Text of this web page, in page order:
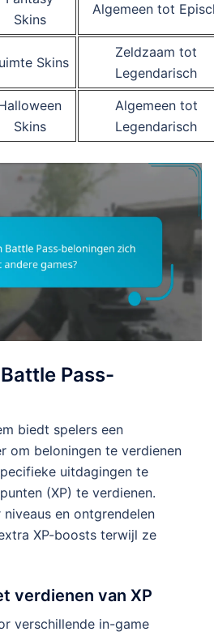
Skins
Algemeen tot
Skins
Zeldzaam tot
Legendarisch
Skins
Algemeen tot
Legendarisch
Pass-
biedt spelers een
om beloningen te verdienen
uitdagingen te
(XP) te verdienen.
en ontgrendelen
XP-boosts terwijl ze
verdienen van XP
verschillende in-game